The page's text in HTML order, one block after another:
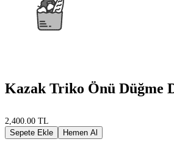
Kazak Triko Önü Düğme
2,400.00 TL
Sepete Ekle
Hemen Al